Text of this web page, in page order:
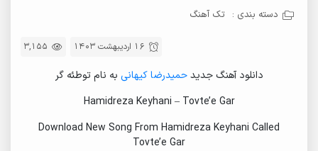
دسته بندی : تک آهنگ
3,155 16 اردیبهشت 1403
دانلود آهنگ جدیدحمیدرضا کیهانی به نام توطئه گر
Hamidreza Keyhani – Tovte’e Gar
Download New Song From Hamidreza Keyhani Called
Tovte’e Gar